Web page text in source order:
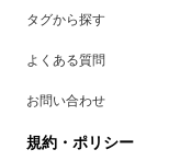
タグから探す
よくある質問
お問い合わせ
規約・ポリシー